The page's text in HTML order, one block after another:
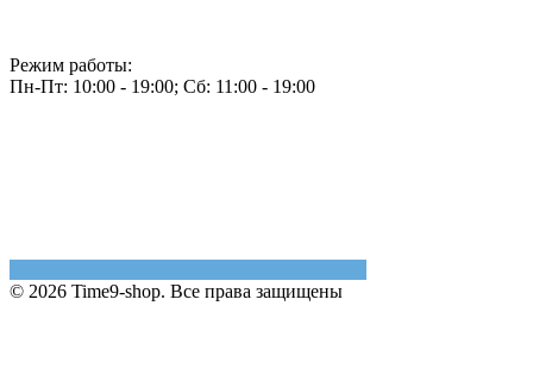
Режим работы:
Пн-Пт: 10:00 - 19:00; Сб: 11:00 - 19:00
© 2026 Time9-shop. Все права защищены